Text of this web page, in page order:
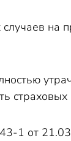
на
1 от